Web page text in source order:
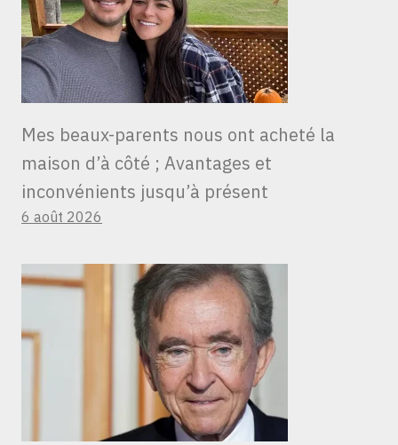
Mes beaux-parents nous ont acheté la
maison d’à côté ; Avantages et
inconvénients jusqu’à présent
6 août 2026